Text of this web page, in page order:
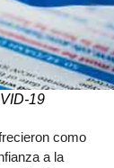
19
como
a la